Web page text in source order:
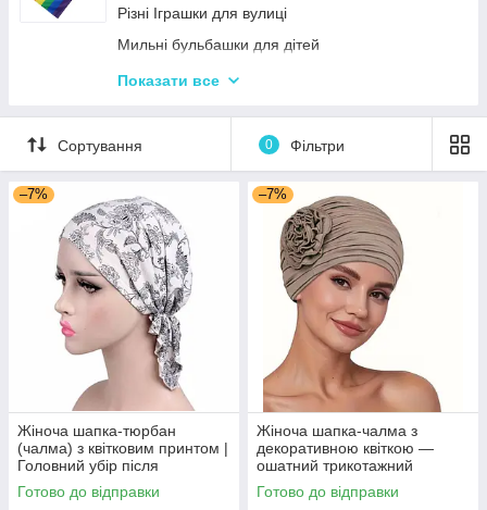
Різні Іграшки для вулиці
Мильні бульбашки для дітей
Гойдалки для дітей
Гірки для дитячого майданчика
Зимові іграшки для вулиці
Повітряні змії
Показати все
Сортування 0 Фільтри
–7%
Жіноча шапка-тюрбан
(чалма) з квітковим принтом |
Головний убір після
хіміотерапії, при алопеції |
Літня хустка на голову
Готово до відправки
–7%
Жіноча шапка-чалма з
декоративною квіткою —
ошатний трикотажний
тюрбан, колір Кава з
молоком
Готово до відправки